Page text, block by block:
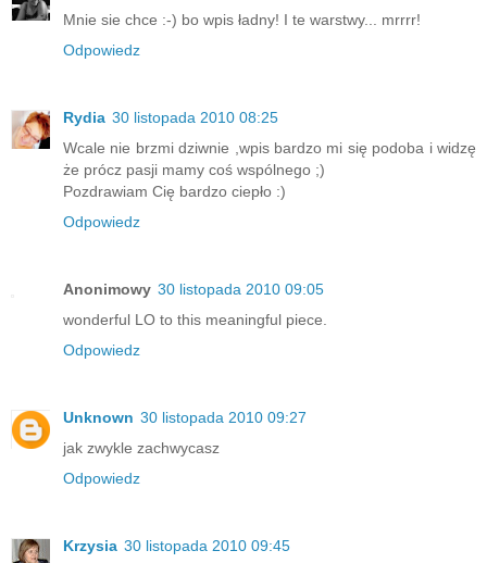
Mnie sie chce :-) bo wpis ładny! I te warstwy... mrrrr!
Odpowiedz
Rydia 30 listopada 2010 08:25
Wcale nie brzmi dziwnie ,wpis bardzo mi się podoba i widzę
że prócz pasji mamy coś wspólnego ;)
Pozdrawiam Cię bardzo ciepło :)
Odpowiedz
Anonimowy 30 listopada 2010 09:05
wonderful LO to this meaningful piece.
Odpowiedz
Unknown 30 listopada 2010 09:27
jak zwykle zachwycasz
Odpowiedz
Krzysia 30 listopada 2010 09:45